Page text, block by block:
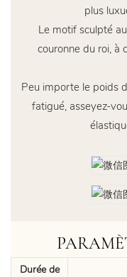
plus
Le motif sculpté
couronne du roi, à
Peu importe le poids
fatigué, asseyez-
Durée de